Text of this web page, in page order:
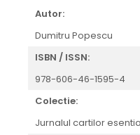
Autor:
Dumitru Popescu
ISBN / ISSN:
978-606-46-1595-4
Colectie:
Jurnalul cartilor